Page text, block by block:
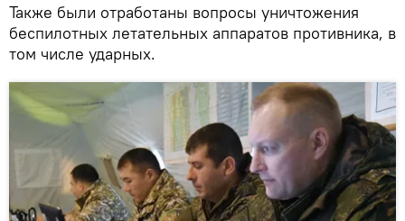
Также были отработаны вопросы уничтожения
беспилотных летательных аппаратов противника, в
том числе ударных.